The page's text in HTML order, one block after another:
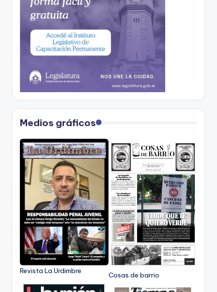
Medios gráficos
Revista La Urdimbre
Cosas de barrio